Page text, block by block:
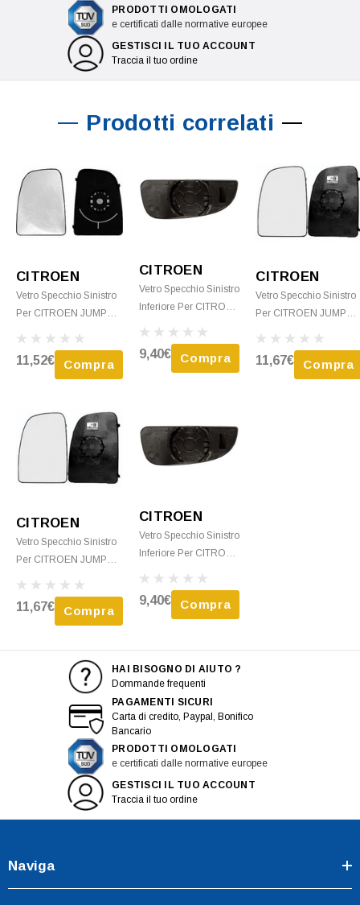
PRODOTTI OMOLOGATI
e certificati dalle normative europee
GESTISCI IL TUO ACCOUNT
Traccia il tuo ordine
Prodotti correlati
CITROEN
Vetro Specchio Sinistro
Per CITROEN JUMPER
2014 Con Piastra
Nuovo
11,52€ Compra
CITROEN
Vetro Specchio Sinistro
Inferiore Per CITROEN
2014 Con Piastra
Nuovo
9,40€ Compra
CITROEN
Vetro Specchio Sinistro
Per CITROEN JUMPER
Termico Con Piastra
Nuovo
11,67€ Compra
CITROEN
Vetro Specchio Sinistro
Per CITROEN JUMPER
2014 Termico Con
Piastra Nuovo
11,67€ Compra
CITROEN
Vetro Specchio Sinistro
Inferiore Per CITROEN
2006 Al 2014 Con
Piastra Nuovo
9,40€ Compra
HAI BISOGNO DI AIUTO ?
Dommande frequenti
PAGAMENTI SICURI
Carta di credito, Paypal, Bonifico
Bancario
PRODOTTI OMOLOGATI
e certificati dalle normative europee
GESTISCI IL TUO ACCOUNT
Traccia il tuo ordine
Naviga